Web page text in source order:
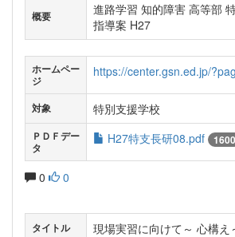
概要
進路学習 知的障害 高等部
指導案 H27
ホームペー
ジ
https://center.gsn.ed.jp/
対象 特別支援学校
ＰＤＦデー
タ
H27特支長研08.pdf 1600
0 0
タイトル 現場実習に向けて～ 心構え